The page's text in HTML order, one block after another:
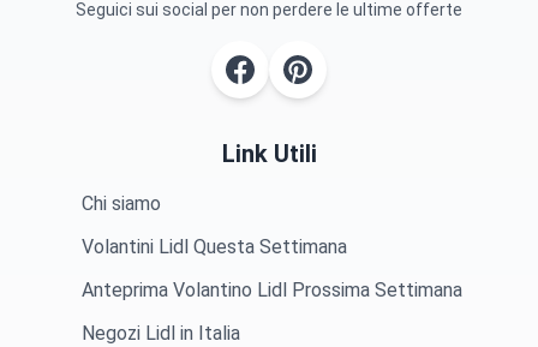
Seguici sui social per non perdere le ultime offerte
Link Utili
Chi siamo
Volantini Lidl Questa Settimana
Anteprima Volantino Lidl Prossima Settimana
Negozi Lidl in Italia